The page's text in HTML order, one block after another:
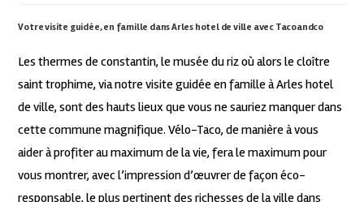
Votre visite guidée, en famille dans Arles hotel de ville avec Tacoandco
Les thermes de constantin, le musée du riz où alors le cloître
saint trophime, via notre visite guidée en famille à Arles hotel
de ville, sont des hauts lieux que vous ne sauriez manquer dans
cette commune magnifique. Vélo-Taco, de manière à vous
aider à profiter au maximum de la vie, fera le maximum pour
vous montrer, avec l’impression d’œuvrer de façon éco-
responsable, le plus pertinent des richesses de la ville dans